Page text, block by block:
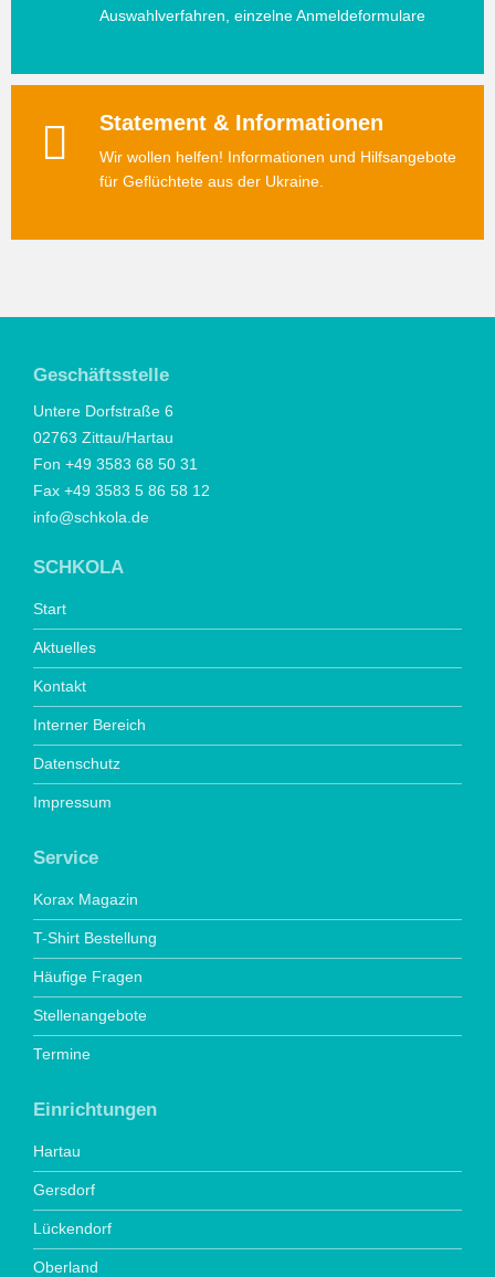
Auswahlverfahren, einzelne Anmeldeformulare
Statement & Informationen
Wir wollen helfen! Informationen und Hilfsangebote
für Geflüchtete aus der Ukraine.
Geschäftsstelle
Untere Dorfstraße 6
02763 Zittau/Hartau
Fon +49 3583 68 50 31
Fax +49 3583 5 86 58 12
info@schkola.de
SCHKOLA
Start
Aktuelles
Kontakt
Interner Bereich
Datenschutz
Impressum
Service
Korax Magazin
T-Shirt Bestellung
Häufige Fragen
Stellenangebote
Termine
Einrichtungen
Hartau
Gersdorf
Lückendorf
Oberland